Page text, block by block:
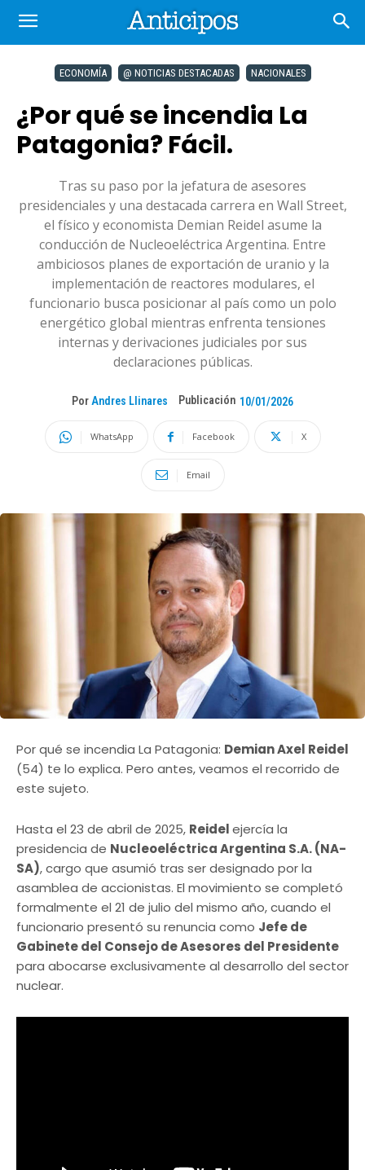
ECONOMÍA @ NOTICIAS DESTACADAS NACIONALES
¿Por qué se incendia La
Patagonia? Fácil.
Tras su paso por la jefatura de asesores
presidenciales y una destacada carrera en Wall Street,
el físico y economista Demian Reidel asume la
conducción de Nucleoeléctrica Argentina. Entre
ambiciosos planes de exportación de uranio y la
implementación de reactores modulares, el
funcionario busca posicionar al país como un polo
energético global mientras enfrenta tensiones
internas y derivaciones judiciales por sus
declaraciones públicas.
Por Andres Llinares Publicación 10/01/2026
WhatsApp Facebook X
Email
Por qué se incendia La Patagonia: Demian Axel Reidel
(54) te lo explica. Pero antes, veamos el recorrido de
este sujeto.
Hasta el 23 de abril de 2025, Reidelejercía la
presidencia de Nucleoeléctrica Argentina S.A. (NA-
SA), cargo que asumió tras ser designado por la
asamblea de accionistas. El movimiento se completó
formalmente el 21 de julio del mismo año, cuando el
funcionario presentó su renuncia como Jefe de
Gabinete del Consejo de Asesores del Presidente
para abocarse exclusivamente al desarrollo del sector
nuclear.